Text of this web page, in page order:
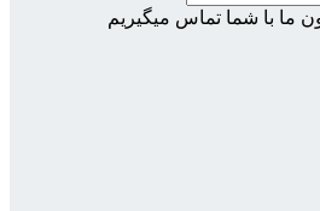
ما با شما تماس میگیریم